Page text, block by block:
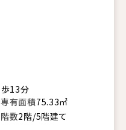
13分
専有面積75.33㎡
階数2階/5階建て